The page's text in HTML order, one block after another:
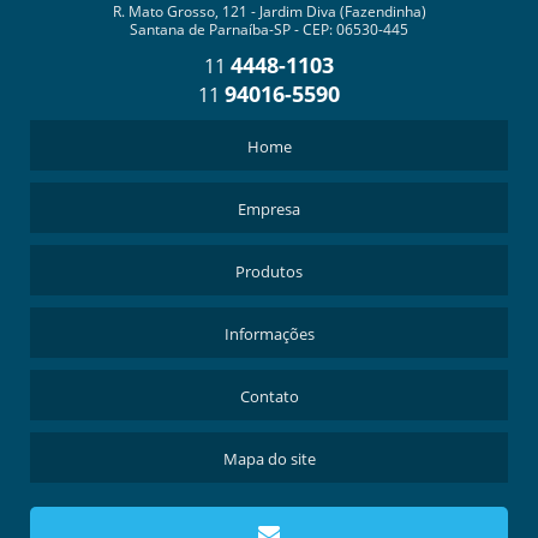
R. Mato Grosso, 121 - Jardim Diva (Fazendinha)
Santana de Parnaíba-SP - CEP: 06530-445
11 4448-1103
11 94016-5590
Home
Empresa
Produtos
Informações
Contato
Mapa do site